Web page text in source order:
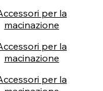
per la
macinazione
per la
macinazione
per la